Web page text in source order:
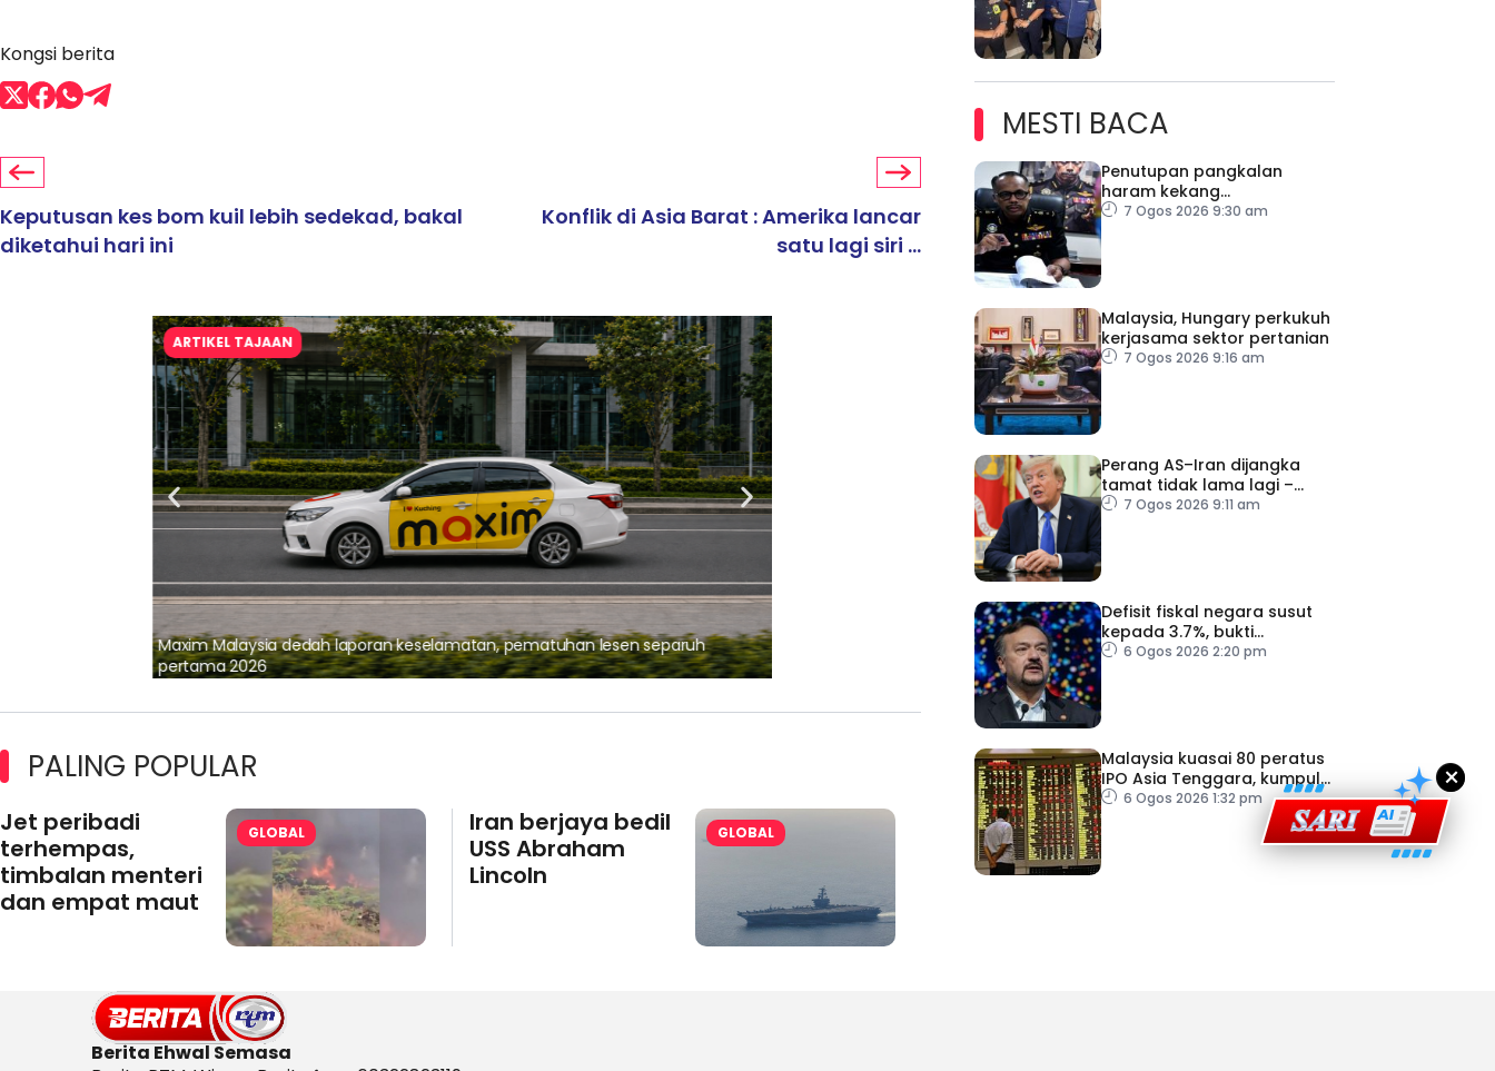
Kongsi berita
Keputusan kes bom kuil lebih sedekad, bakal
diketahui hari ini
Konflik di Asia Barat : Amerika lancar
satu lagi siri ...
ARTIKEL TAJAAN
Maxim Malaysia dedah laporan keselamatan, pematuhan lesen separuh
pertama 2026
Ajinomoto (Malaysia) Berhad Perkasa SCORE Marathon 2026 Melalui Kerjasama
aminoVITAL® Bersama Pempengaruh Larian Antarabangsa
PALING POPULAR
Jet peribadi
terhempas,
timbalan menteri
dan empat maut
GLOBAL
Iran berjaya bedil
USS Abraham
Lincoln
GLOBAL
MESTI BACA
Penutupan pangkalan
haram kekang
penyeludupan di Kelantan
7 Ogos 2026 9:30 am
Malaysia, Hungary perkukuh
kerjasama sektor pertanian
7 Ogos 2026 9:16 am
Perang AS–Iran dijangka
tamat tidak lama lagi –
Trump
7 Ogos 2026 9:11 am
Defisit fiskal negara susut
kepada 3.7%, bukti
keyakinan pelabur masih
6 Ogos 2026 2:20 pm
Malaysia kuasai 80 peratus
IPO Asia Tenggara, kumpul
AS$1.4 bilion separuh
6 Ogos 2026 1:32 pm
×
Berita Ehwal Semasa